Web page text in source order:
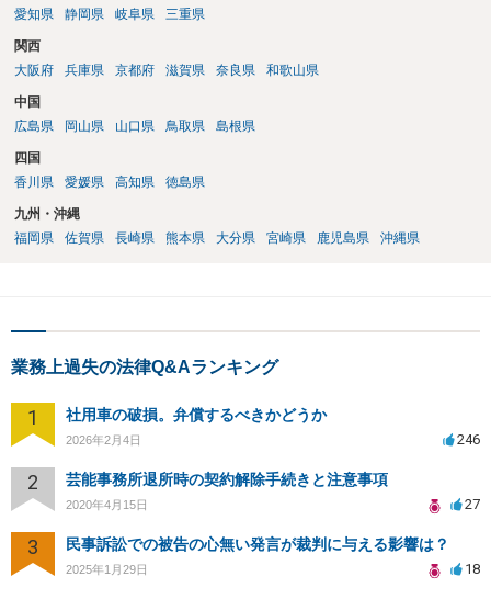
愛知県
静岡県 岐阜県 三重県
関西
大阪府
兵庫県 京都府 滋賀県 奈良県 和歌山県
中国
広島県
岡山県 山口県 鳥取県 島根県
四国
香川県
愛媛県 高知県 徳島県
九州・沖縄
福岡県
佐賀県 長崎県 熊本県 大分県 宮崎県 鹿児島県 沖縄県
業務上過失の法律Q&Aランキング
1 社用車の破損。弁償するべきかどうか
2026年2月4日 246
2 芸能事務所退所時の契約解除手続きと注意事項
2020年4月15日 27
3 民事訴訟での被告の心無い発言が裁判に与える影響は？
2025年1月29日 18